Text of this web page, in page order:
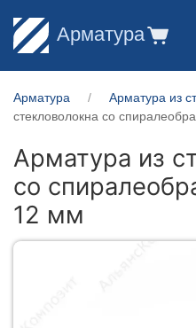
Арматура
Арматура Арматура из
стекловолокна со
Арматура из
со
12 мм